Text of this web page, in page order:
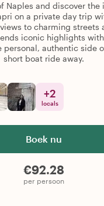
Naples and discover the
on a private day trip
to charming streets
iconic highlights
personal, authentic side
short boat ride away.
Boek nu
€92.28
per persoon
+2
locals